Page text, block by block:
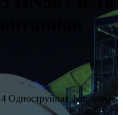
Одноструйная фонтанная